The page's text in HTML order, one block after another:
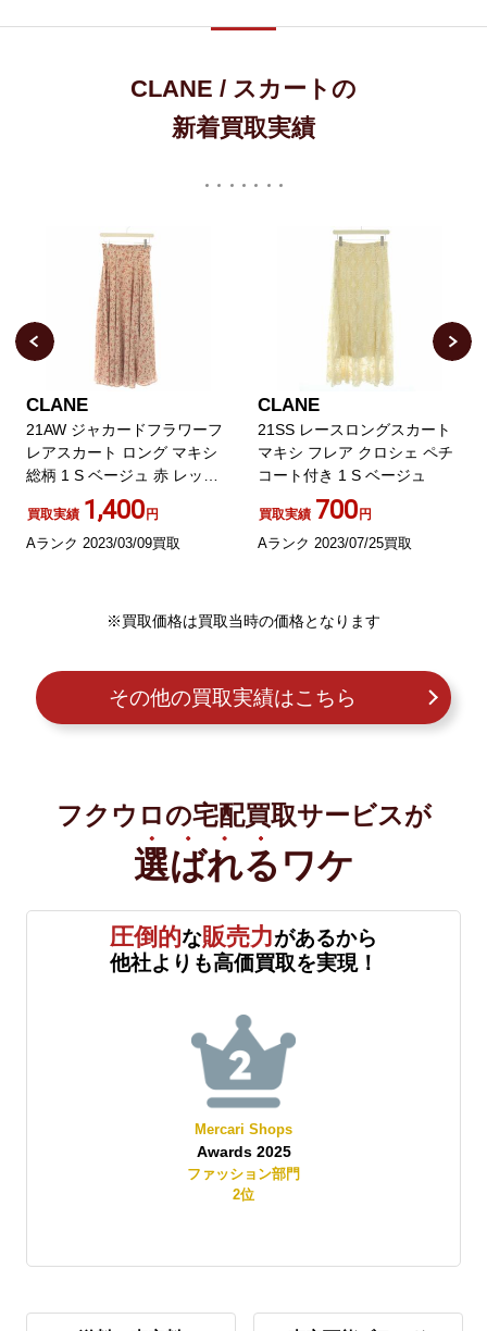
CLANE / スカートの
新着買取実績
CLANE
21AW ジャカードフラワーフ
レアスカート ロング マキシ
総柄 1 S ベージュ 赤 レッド
11109-6162
買取実績 1,400円
Aランク 2023/03/09買取
CLANE
21SS レースロングスカート
マキシ フレア クロシェ ペチ
コート付き 1 S ベージュ
買取実績 700円
Aランク 2023/07/25買取
※買取価格は買取当時の価格となります
その他の買取実績はこちら
フクウロの宅配買取サービスが
選ばれる ワケ
圧倒的な販売力があるから
他社よりも高価買取を実現！
Mercari Shops
Awards 2025
ファッション部門
2位